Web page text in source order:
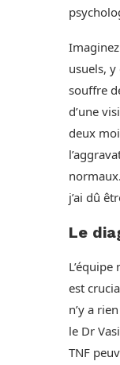
usuels,
souffre
d’une
deux
j’ai dû
Le
est
n’y a
le Dr
TNF